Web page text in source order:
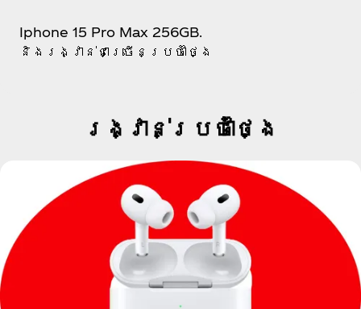
Iphone 15 Pro Max 256GB.
និងរង្វាន់ជាច្រើនប្រចាំថ្ងៃ
រង្វាន់់ប្រចាំថ្ងៃ